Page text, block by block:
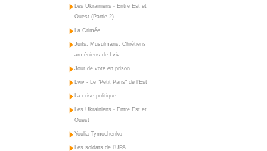
Les Ukrainiens - Entre Est et
Ouest (Partie 2)
La Crimée
Juifs, Musulmans, Chrétiens
arméniens de Lviv
Jour de vote en prison
Lviv - Le "Petit Paris" de l'Est
La crise politique
Les Ukrainiens - Entre Est et
Ouest
Youlia Tymochenko
Les soldats de l'UPA